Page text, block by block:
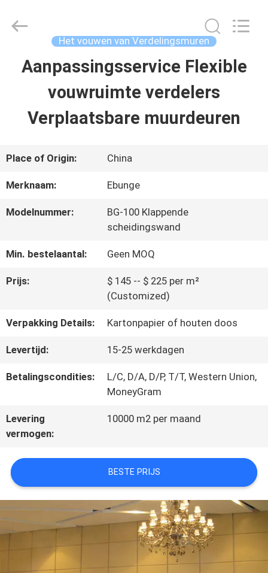
HUIS
PRODUCTEN
ONGEVEER
ONS
FABRIEKSREIS
NIEUWS
VERZOEK
EEN
CITAAT
SITEMAP
Building
Material
Het vouwen van Verdelingsmuren
Aanpassingsservice Flexible
vouwruimte verdelers
Verplaatsbare muurdeuren
Place of Origin: China
Merknaam: Ebunge
Modelnummer:
BG-100 Klappende
scheidingswand
Min. bestelaantal: Geen MOQ
Prijs:
$ 145 -- $ 225 per m²
(Customized)
Verpakking Details: Kartonpapier of houten doos
Levertijd: 15-25 werkdagen
Betalingscondities:
L/C, D/A, D/P, T/T, Western Union,
MoneyGram
Levering
vermogen:
10000 m2 per maand
BESTE PRIJS